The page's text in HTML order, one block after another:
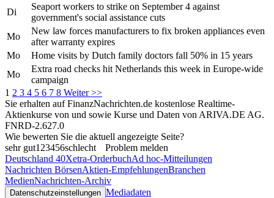
Di
Seaport workers to strike on September 4 against
government's social assistance cuts
Mo
New law forces manufacturers to fix broken appliances even
after warranty expires
Mo
Home visits by Dutch family doctors fall 50% in 15 years
Mo
Extra road checks hit Netherlands this week in Europe-wide
campaign
1 2 3 4 5 6 7 8 Weiter >>
Sie erhalten auf FinanzNachrichten.de kostenlose Realtime-
Aktienkurse von und sowie Kurse und Daten von ARIVA.DE AG.
FNRD-2.627.0
Wie bewerten Sie die aktuell angezeigte Seite?
sehr gut1 23456schlecht
Problem melden
Deutschland 40Xetra-OrderbuchAd hoc-Mitteilungen
Nachrichten BörsenAktien-EmpfehlungenBranchen
MedienNachrichten-Archiv
Datenschutzeinstellungen Mediadaten